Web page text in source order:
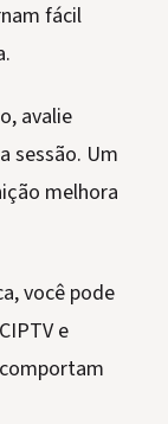
fácil
avalie
sessão. Um
melhora
você pode
e